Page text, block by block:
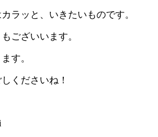
ラッと、いきたいものです。
ございいます。
す。
くださいね！